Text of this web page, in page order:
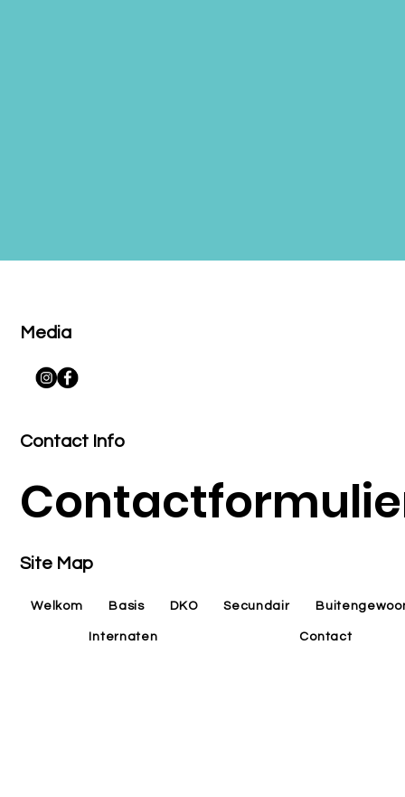
Contact Info
Site Map
Welkom Basis DKO Secundair
Internaten Contact
Media